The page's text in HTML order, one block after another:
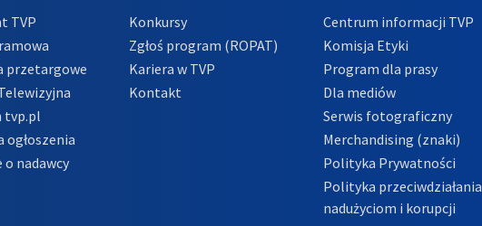
TVP
przetargowe
tvp.pl
ogłoszenia
nadawcy
Konkursy
Zgłoś program (ROPAT)
Kariera w TVP
Kontakt
Centrum informacji TVP
Komisja Etyki
Program dla prasy
Dla mediów
Serwis fotograficzny
Merchandising (znaki)
Polityka Prywatności
Polityka przeciwdziałania
nadużyciom i korupcji